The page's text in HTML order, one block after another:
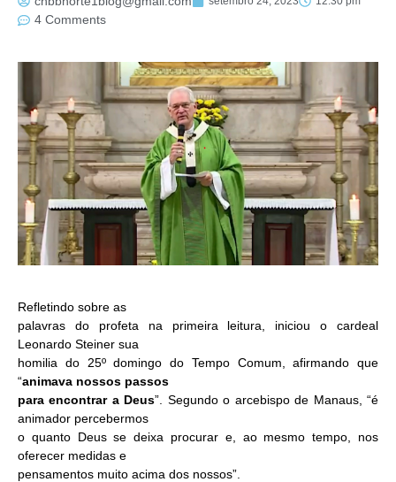
4 Comments
Refletindo sobre as
palavras do profeta na primeira leitura, iniciou o cardeal
Leonardo Steiner sua
homilia do 25º domingo do Tempo Comum, afirmando que
“animava nossos passos
para encontrar a Deus”. Segundo o arcebispo de Manaus, “é
animador percebermos
o quanto Deus se deixa procurar e, ao mesmo tempo, nos
oferecer medidas e
pensamentos muito acima dos nossos”.